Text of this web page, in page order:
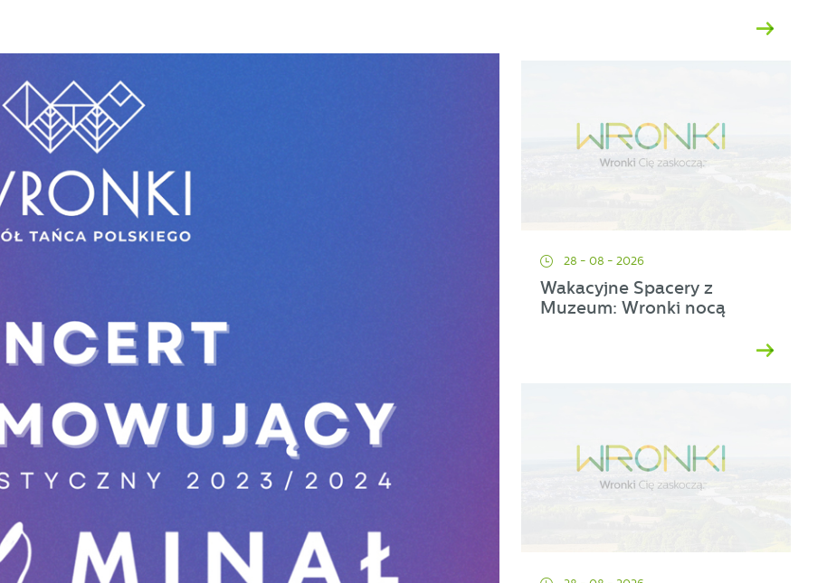
28 - 08 - 2026
Wakacyjne Spacery z
Muzeum: Wronki nocą
Ustawienia
Szanujemy Twoją prywatność. Możesz zmienić ustawienia cookies lub zaakceptować
je wszystkie. W dowolnym momencie możesz dokonać zmiany swoich ustawień.